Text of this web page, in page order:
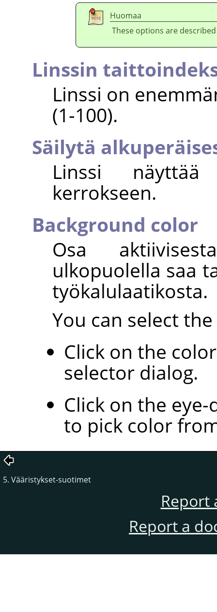
Huomaa
These options are
Linssin
Linssi on
(1-100).
Säilytä
Linssi näyttää
kerrokseen.
Background color
Osa
ulkopuolella saa
työkalulaatikosta.
You can select
Click on the
selector dialog.
Click on the
to pick color
5. Vääristykset-suotimet
Report
Report a